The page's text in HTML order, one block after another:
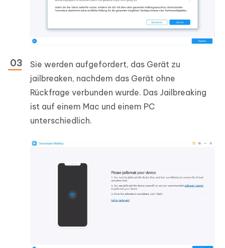
Sie werden aufgefordert, das Gerät zu
jailbreaken, nachdem das Gerät ohne
Rückfrage verbunden wurde. Das Jailbreaking
ist auf einem Mac und einem PC
unterschiedlich.